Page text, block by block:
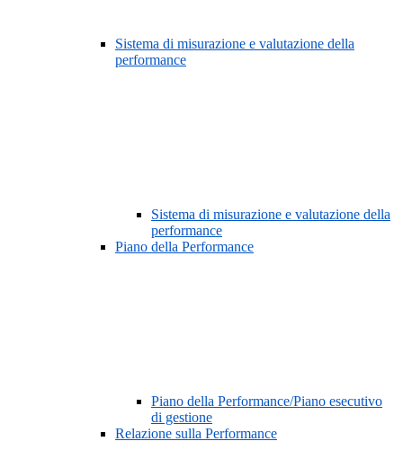
Sistema di misurazione e valutazione della
performance
Sistema di misurazione e valutazione della
performance
Piano della Performance
Piano della Performance/Piano esecutivo
di gestione
Relazione sulla Performance